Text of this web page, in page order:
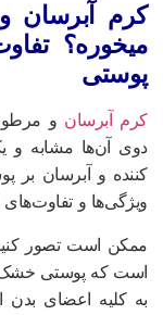
آبرسان و
آبرسانو مرطوب
آن‌ها مشابه و
و آبرسان بر
و تفاوت‌های
است تصور کنید
که پوستی خشک
کلیه اعضای بدن